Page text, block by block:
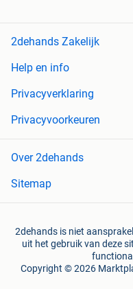
2dehands Zakelijk
Help en info
Privacyverklaring
Privacyvoorkeuren
Over 2dehands
Sitemap
2dehands is niet
uit het gebruik van deze
Copyright © 2026